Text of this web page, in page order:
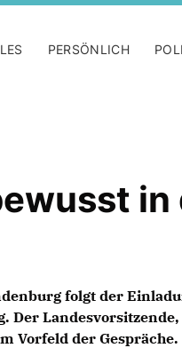
PERSÖNLICH
in
folgt der
Der
Vorfeld der